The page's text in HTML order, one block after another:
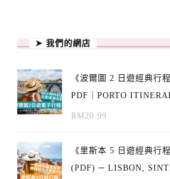
➤ 我們的網店
《波爾圖 2 日遊經典行
PDF｜PORTO
RM20.99
《里斯本 5 日遊經典行
(PDF) ─ LISBON,